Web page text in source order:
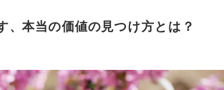
本当の価値の見つけ方とは？